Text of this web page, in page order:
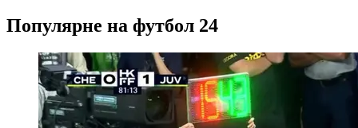
Популярне на футбол 24